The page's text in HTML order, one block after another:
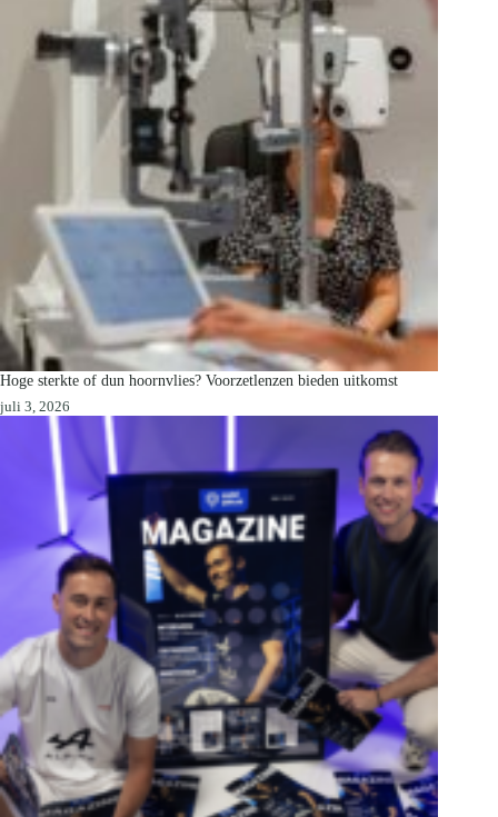
Hoge sterkte of dun hoornvlies? Voorzetlenzen bieden uitkomst
juli 3, 2026